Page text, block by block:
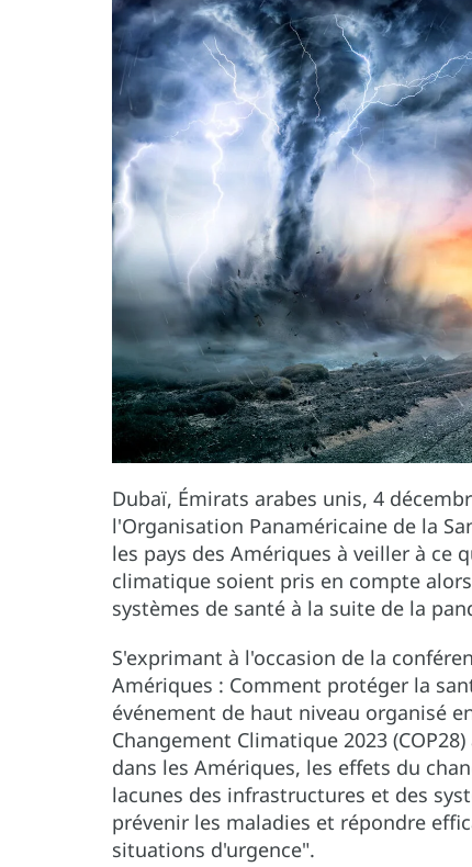
Dubaï, Émirats arabes unis, 4
l'Organisation Panaméricaine de la
les pays des Amériques à veiller à ce
climatique soient pris en compte
systèmes de santé à la suite de la
S'exprimant à l'occasion de la
Amériques : Comment protéger la
événement de haut niveau organisé
Changement Climatique 2023
dans les Amériques, les effets du
lacunes des infrastructures et des
prévenir les maladies et répondre
situations d'urgence".